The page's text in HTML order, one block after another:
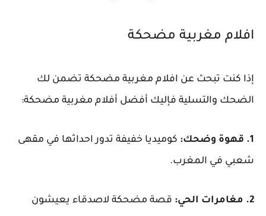
افلام مغربية مضحكة
إذا كنت تبحث عن افلام مغربية مضحكة تضمن لك
الضحك والتسلية فإليك أفضل أفلام مغربية مضحكة:
1. قهوة وضحك:
كوميديا خفيفة تدور احداثها في مقهى
شعبي في المغرب.
2. مغامرات الحي:
قصة مضحكة لاصدقاء يعيشون